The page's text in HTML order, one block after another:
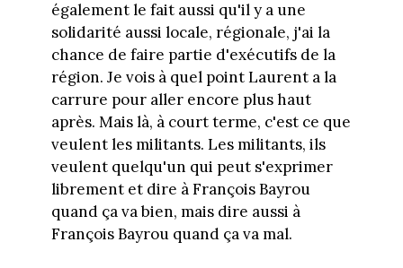
également le fait aussi qu'il y a une
solidarité aussi locale, régionale, j'ai la
chance de faire partie d'exécutifs de la
région. Je vois à quel point Laurent a la
carrure pour aller encore plus haut
après. Mais là, à court terme, c'est ce que
veulent les militants. Les militants, ils
veulent quelqu'un qui peut s'exprimer
librement et dire à François Bayrou
quand ça va bien, mais dire aussi à
François Bayrou quand ça va mal.